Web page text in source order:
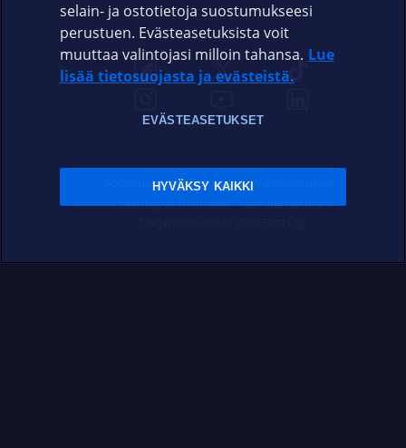
ELISA.FI
Sopimusehdot Tietosuoja Evästeasetukset
Sääntelyviranomaiset Saavutettavuus
selain- ja ostotietoja suostumukseesi
perustuen. Evästeasetuksista voit
muuttaa valintojasi milloin tahansa. Lue
lisää tietosuojasta ja evästeistä.
EVÄSTEASETUKSET
HYVÄKSY KAIKKI